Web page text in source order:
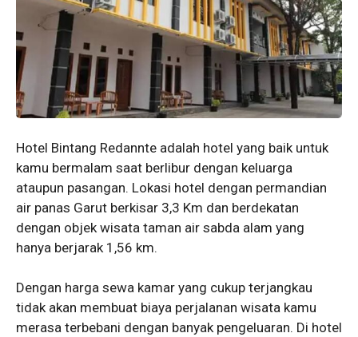
Hotel Bintang Redannte adalah hotel yang baik untuk
kamu bermalam saat berlibur dengan keluarga
ataupun pasangan. Lokasi hotel dengan permandian
air panas Garut berkisar 3,3 Km dan berdekatan
dengan objek wisata taman air sabda alam yang
hanya berjarak 1,56 km.
Dengan harga sewa kamar yang cukup terjangkau
tidak akan membuat biaya perjalanan wisata kamu
merasa terbebani dengan banyak pengeluaran. Di hotel